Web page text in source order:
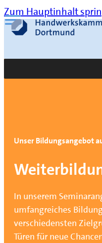
Zum Hauptinhalt
Suche
Unser Bildungsangebot
In unserem
umfangreiches
verschiedensten
Türen für neue